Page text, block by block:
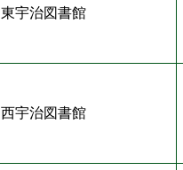
東宇治図書館
西宇治図書館